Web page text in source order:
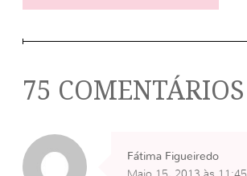
75 COMENTÁRIOS
Fátima Figueiredo